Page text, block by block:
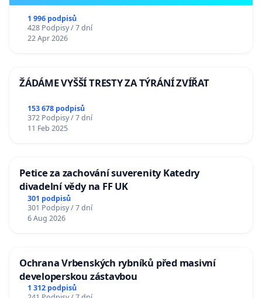
1 996 podpisů
428 Podpisy / 7 dní
22 Apr 2026
ŽÁDÁME VYŠŠÍ TRESTY ZA TÝRÁNÍ ZVÍŘAT
153 678 podpisů
372 Podpisy / 7 dní
11 Feb 2025
Petice za zachování suverenity Katedry
divadelní vědy na FF UK
301 podpisů
301 Podpisy / 7 dní
6 Aug 2026
Ochrana Vrbenských rybníků před masivní
developerskou zástavbou
1 312 podpisů